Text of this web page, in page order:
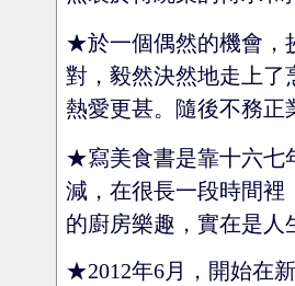
★於一個偶然的機會，
對，毅然決然地走上了
熱愛更甚。隨後不務正
★寫美食書是靠十六七
減，在很長一段時間裡
的廚房樂趣，實在是人
★2012年6月，開始在